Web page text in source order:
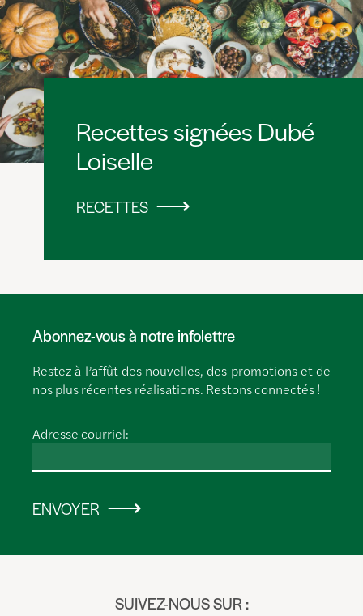
Recettes signées Dubé
Loiselle
RECETTES
Abonnez-vous à notre infolettre
Restez à l’affût des nouvelles, des promotions et de
nos plus récentes réalisations. Restons connectés !
Adresse courriel:
ENVOYER
SUIVEZ-NOUS SUR :